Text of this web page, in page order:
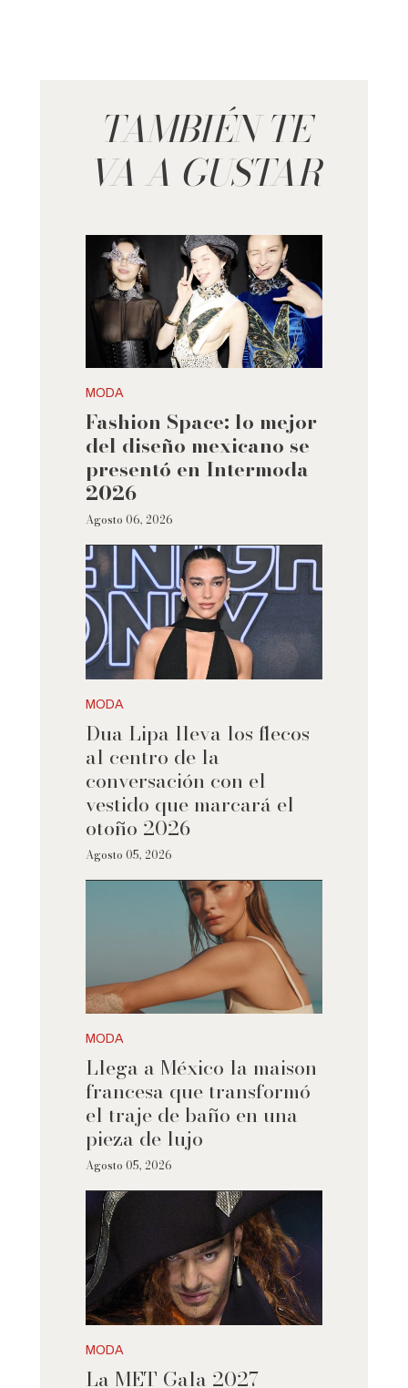
TAMBIÉN TE
VA A GUSTAR
MODA
Fashion Space: lo mejor
del diseño mexicano se
presentó en Intermoda
2026
Agosto 06, 2026
MODA
Dua Lipa lleva los flecos
al centro de la
conversación con el
vestido que marcará el
otoño 2026
Agosto 05, 2026
MODA
Llega a México la maison
francesa que transformó
el traje de baño en una
pieza de lujo
Agosto 05, 2026
MODA
La MET Gala 2027